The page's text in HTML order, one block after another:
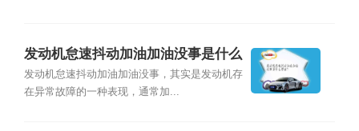
发动机怠速抖动加油加油没事是什么
原因？
发动机怠速抖动加油加油没事，其实是发动机存
在异常故障的一种表现，通常加...